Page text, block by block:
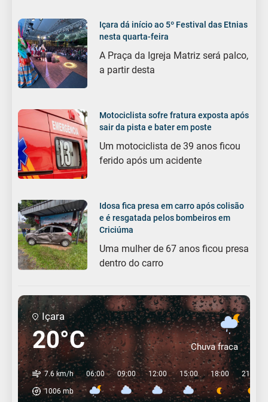
Içara dá início ao 5º Festival das Etnias
nesta quarta-feira
A Praça da Igreja Matriz será palco,
a partir desta
Motociclista sofre fratura exposta após
sair da pista e bater em poste
Um motociclista de 39 anos ficou
ferido após um acidente
Idosa fica presa em carro após colisão
e é resgatada pelos bombeiros em
Criciúma
Uma mulher de 67 anos ficou presa
dentro do carro
Içara
20°C Chuva fraca
7.6 km/h
1006 mb
06:00 09:00 12:00 15:00 18:00 21:00